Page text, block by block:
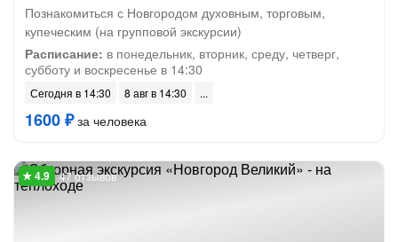
Познакомиться с Новгородом духовным, торговым,
купеческим (на групповой экскурсии)
Расписание: в понедельник, вторник, среду, четверг,
субботу и воскресенье в 14:30
Сегодня в 14:30 8 авг в 14:30
1600 ₽за человека
47 отзывов